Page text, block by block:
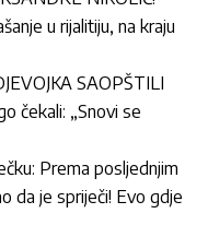
u rijalitiju, na kraju
SAOPŠTILI
čekali: „Snovi se
Prema posljednjim
da je spriječi! Evo gdje